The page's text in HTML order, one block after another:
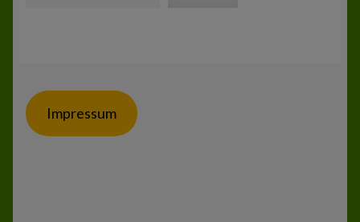
Impressum